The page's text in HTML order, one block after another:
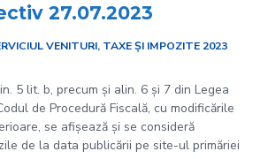
27.07.2023
VENITURI, TAXE ȘI IMPOZITE 2023
5 lit. b, precum și alin. 6 și 7 din Legea
de Procedură Fiscală, cu modificările
se afișează și se consideră
de la data publicării pe site-ul primăriei